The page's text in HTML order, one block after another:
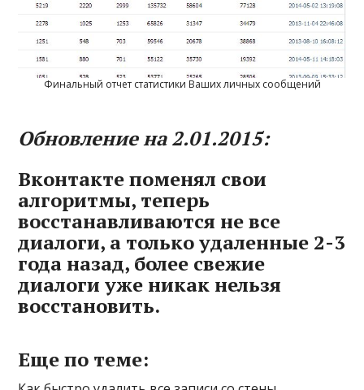
Финальный отчет статистики Ваших личных сообщений
Обновление на 2.01.2015:
Вконтакте поменял свои
алгоритмы, теперь
восстанавливаются не все
диалоги, а только удаленные 2-3
года назад, более свежие
диалоги уже никак нельзя
восстановить.
Еще по теме: